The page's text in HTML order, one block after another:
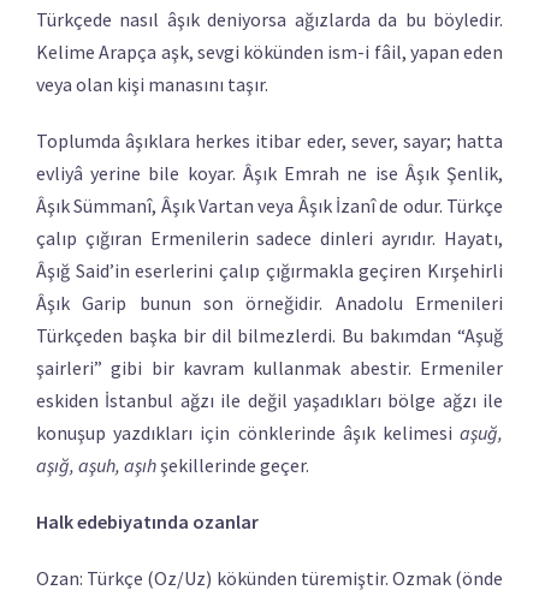
Türkçede nasıl âşık deniyorsa ağızlarda da bu böyledir.
Kelime Arapça aşk, sevgi kökünden ism-i fâil, yapan eden
veya olan kişi manasını taşır.
Toplumda âşıklara herkes itibar eder, sever, sayar; hatta
evliyâ yerine bile koyar. Âşık Emrah ne ise Âşık Şenlik,
Âşık Sümmanî, Âşık Vartan veya Âşık İzanî de odur. Türkçe
çalıp çığıran Ermenilerin sadece dinleri ayrıdır. Hayatı,
Âşığ Said’in eserlerini çalıp çığırmakla geçiren Kırşehirli
Âşık Garip bunun son örneğidir. Anadolu Ermenileri
Türkçeden başka bir dil bilmezlerdi. Bu bakımdan “Aşuğ
şairleri” gibi bir kavram kullanmak abestir. Ermeniler
eskiden İstanbul ağzı ile değil yaşadıkları bölge ağzı ile
konuşup yazdıkları için cönklerinde âşık kelimesi aşuğ,
aşığ, aşuh, aşıhşekillerinde geçer.
Halk edebiyatında ozanlar
Ozan: Türkçe (Oz/Uz) kökünden türemiştir. Ozmak (önde